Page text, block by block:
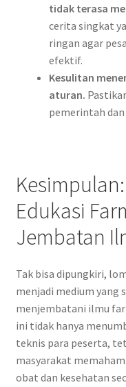
tidak terasa
cerita singkat
ringan agar
efektif.
Kesulitan
aturan.
pemerintah
Edukasi
Jembatan
Tak bisa dipungkiri,
menjadi medium yang
menjembatani ilmu
ini tidak hanya
teknis para peserta,
masyarakat
obat dan kesehatan